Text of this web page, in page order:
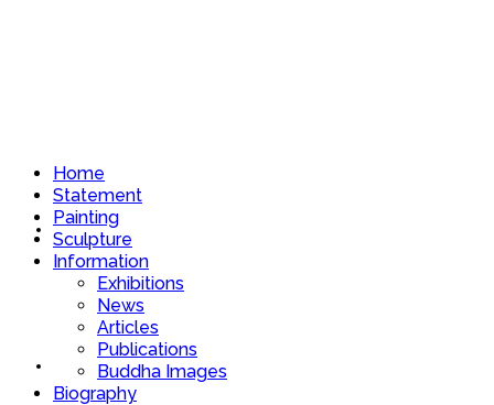
Home
Statement
Home
Statement
Painting
Sculpture
Information
Exhibitions
News
Articles
Publications
Buddha Images
Biography